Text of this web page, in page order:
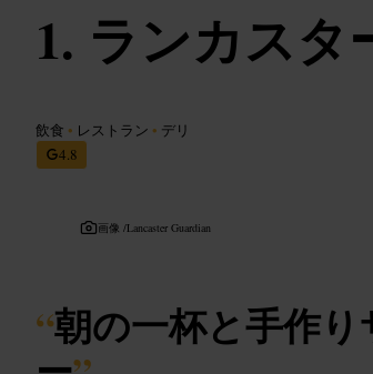
ランカスタ
飲食 • レストラン • デリ
4.8
画像 /Lancaster Guardian
“朝の一杯と手作